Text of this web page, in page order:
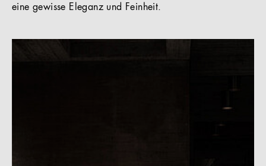
eine gewisse Eleganz und Feinheit.